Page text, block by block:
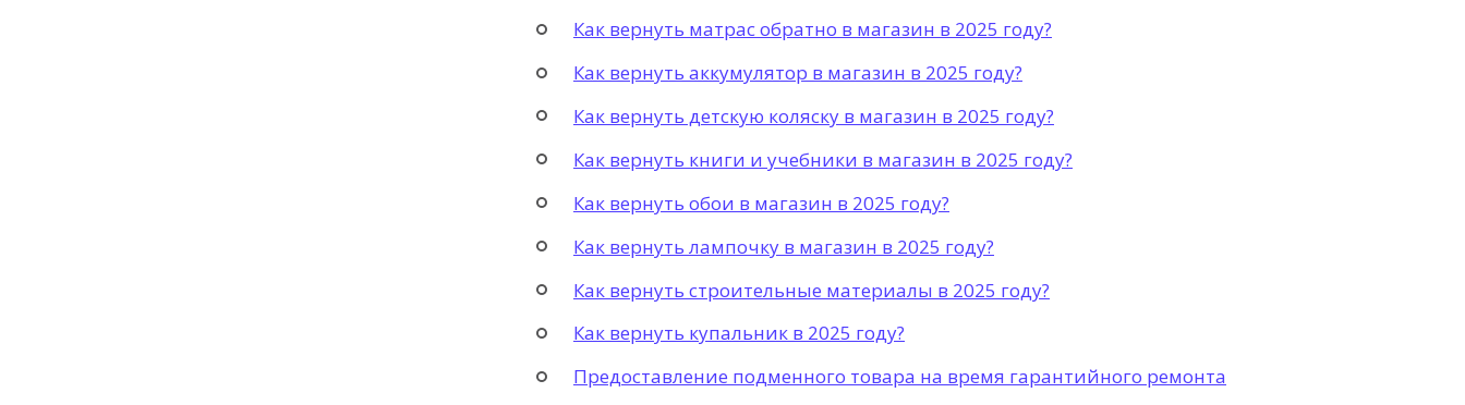
Как вернуть матрас обратно в магазин в 2025 году?
Как вернуть аккумулятор в магазин в 2025 году?
Как вернуть детскую коляску в магазин в 2025 году?
Как вернуть книги и учебники в магазин в 2025 году?
Как вернуть обои в магазин в 2025 году?
Как вернуть лампочку в магазин в 2025 году?
Как вернуть строительные материалы в 2025 году?
Как вернуть купальник в 2025 году?
Предоставление подменного товара на время гарантийного ремонта